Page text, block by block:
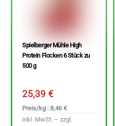
Spielberger Mühle High
Protein Flocken 6 Stück zu
500 g
25,39€
Preis/kg : 8,46 €
inkl. MwSt. – zzgl.